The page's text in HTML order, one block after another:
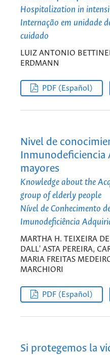
Hospitalization in
Internação em unidade
cuidado
LUIZ ANTONIO
ERDMANN
PDF (Español)
Nivel de
Inmunodeficiencia
mayores
Knowledge about the
group of elderly people
Nível de Conhecimento
Imunodeficiência
MARTHA H. TEIXEIRA
DALL' ASTA PEREIRA,
MARIA FREITAS
MARCHIORI
PDF (Español)
Si protegemos la